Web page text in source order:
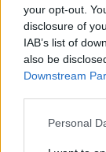
your opt-out.
disclosure of
IAB’s list of
also be
Downstream
Personal
7.
Μία σκληρή